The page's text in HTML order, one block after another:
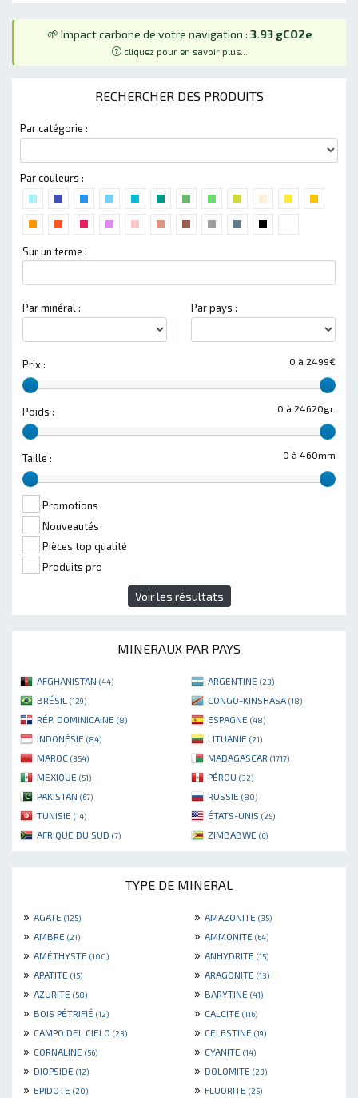
🌱 Impact carbone de votre navigation : 3.93 gCO2e
cliquez pour en savoir plus...
RECHERCHER DES PRODUITS
Par catégorie :
Par couleurs :
Sur un terme :
Par minéral : Par pays :
0 à 2499€
Prix :
0 à 24620gr.
Poids :
0 à 460mm
Taille :
Promotions
Nouveautés
Pièces top qualité
Produits pro
Voir les résultats
MINERAUX PAR PAYS
AFGHANISTAN (44) ARGENTINE (23)
BRÉSIL (129) CONGO-KINSHASA (18)
RÉP. DOMINICAINE (8) ESPAGNE (48)
INDONÉSIE (84) LITUANIE (21)
MAROC (354) MADAGASCAR (1717)
MEXIQUE (51) PÉROU (32)
PAKISTAN (67) RUSSIE (80)
TUNISIE (14) ÉTATS-UNIS (25)
AFRIQUE DU SUD (7) ZIMBABWE (6)
TYPE DE MINERAL
» AGATE (125) » AMAZONITE (35)
» AMBRE (21) » AMMONITE (64)
» AMÉTHYSTE (100) » ANHYDRITE (15)
» APATITE (15) » ARAGONITE (13)
» AZURITE (58) » BARYTINE (41)
» BOIS PÉTRIFIÉ (12) » CALCITE (116)
» CAMPO DEL CIELO (23) » CELESTINE (19)
» CORNALINE (56) » CYANITE (14)
» DIOPSIDE (12) » DOLOMITE (23)
» EPIDOTE (20) » FLUORITE (25)